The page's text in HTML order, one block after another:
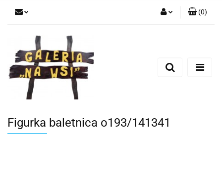
Dodaj zgłoszenie
(0)
Figurka baletnica o193/141341